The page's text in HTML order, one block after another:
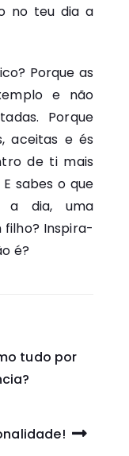
no teu dia a
Porque as
e não
Porque
aceitas e és
de ti mais
sabes o que
a dia, uma
filho? Inspira-
é?
tudo por